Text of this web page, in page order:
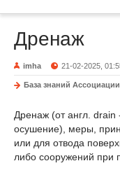
Дренаж
imha 21-02-2025,
База знаний Ассоциации
Дренаж (от англ.
осушение), меры,
или для отвода
либо сооружений при